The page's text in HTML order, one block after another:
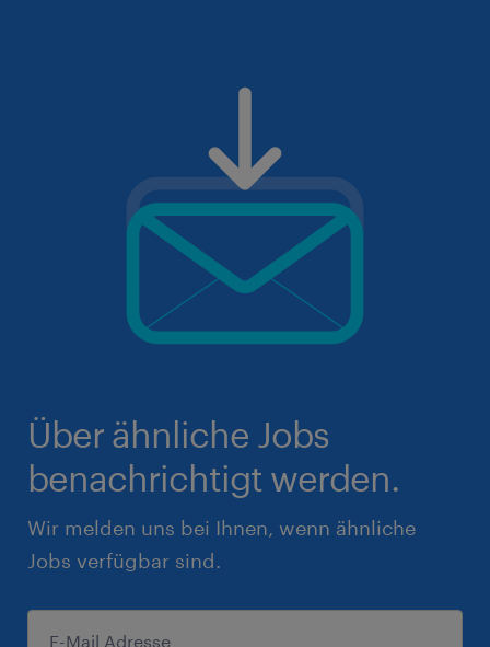
Über ähnliche Jobs
benachrichtigt werden.
Wir melden uns bei Ihnen, wenn ähnliche
Jobs verfügbar sind.